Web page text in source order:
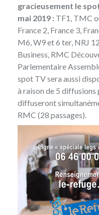
gracieusement le
mai 2019 : TF1, TMC
France 2, France 3,
M6, W9 et 6 ter, NRJ
Business, RMC
Parlementaire
spot TV sera aussi
à raison de 5 diffusions
diffuseront
RMC (28 passages).